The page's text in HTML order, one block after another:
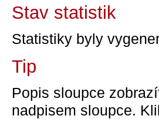
Stav statistik
Statistiky byly
Tip
Popis sloupce
nadpisem sloupce.